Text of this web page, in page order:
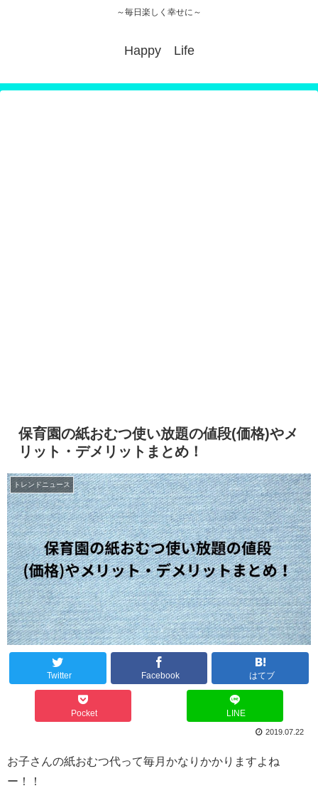
～毎日楽しく幸せに～
Happy Life
保育園の紙おむつ使い放題の値段(価格)やメ
リット・デメリットまとめ！
トレンドニュース
Twitter Facebook はてブ
Pocket LINE
2019.07.22
お子さんの紙おむつ代って毎月かなりかかりますよね
ー！！